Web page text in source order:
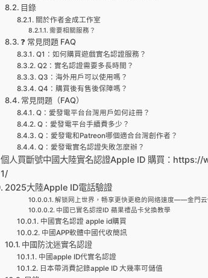
目錄
關於作者金成工作室
需要相關服務？
❓ 常見問題 FAQ
Q1：如何購買遊戲實名認證服務？
Q2：實名認證需要多長時間？
Q3：海外用戶可以使用嗎？
Q4：購買後有售後保障嗎？
常見問題（FAQ）
Q：愛發電平台台灣用戶如何註冊？
Q：愛發電平台手續費多少？
Q：愛發電和Patreon哪個適合台灣創作者？
Q：愛發電實名認證失敗怎麼辦？
個人買斷號中國大陸實名認證Apple ID 購買：
1/
2025大陸Apple ID電話驗證
解锁网上世界，畅享更快更稳的网络速度——金門
中國已實名認證ID 蘋果禮品卡兌換教學
中國實名認證 apple id購買
中國APP軟體中國代收簡訊
中國防沈迷實名認證
中國apple ID代實名認證
日本帶消費記錄apple ID 大幾率可儲值